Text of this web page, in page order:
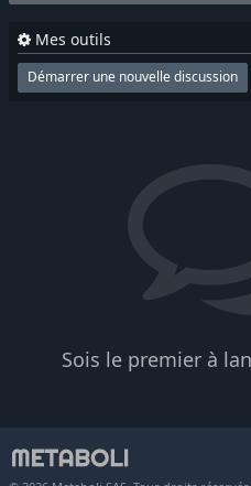
Sois le premier à
Mes outils
Démarrer une nouvelle discussion